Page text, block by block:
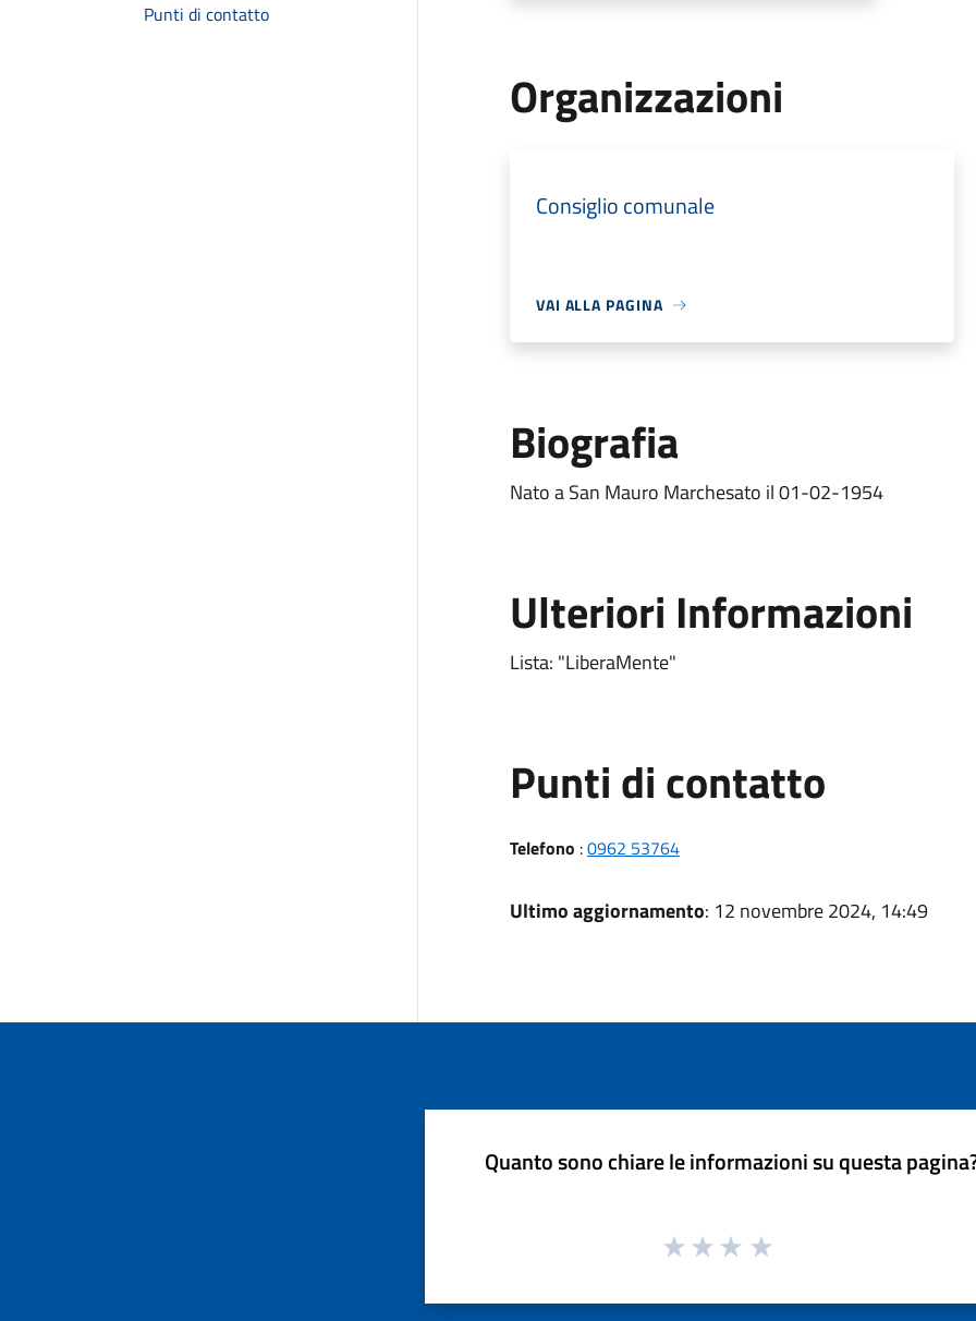
Punti di contatto
Organizzazioni
Consiglio comunale
VAI ALLA PAGINA
Biografia
Nato a San Mauro Marchesato il 01-02-1954
Ulteriori Informazioni
Lista: "LiberaMente"
Punti di contatto
Telefono :0962 53764
Ultimo aggiornamento: 12 novembre 2024, 14:49
Quanto sono chiare le informazioni su questa